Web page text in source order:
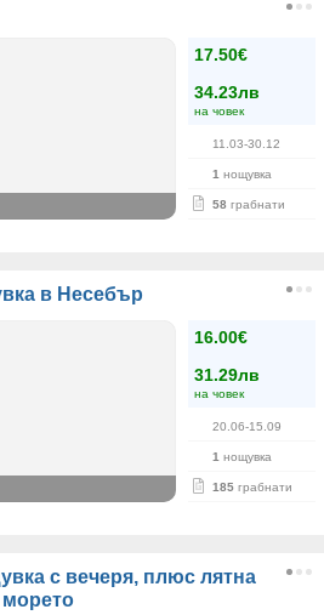
17.50€
34.23лв
на човек
11.03-30.12
1 нощувка
58 грабнати
в Несебър
16.00€
31.29лв
на човек
20.06-15.09
1 нощувка
185 грабнати
с вечеря, плюс лятна
морето